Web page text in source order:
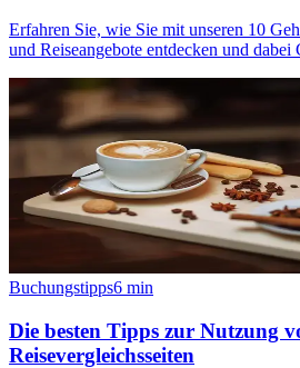
Erfahren Sie, wie Sie mit unseren 10
und Reiseangebote entdecken und dabei
Buchungstipps6 min
Die besten Tipps zur Nutzung
Reisevergleichsseiten